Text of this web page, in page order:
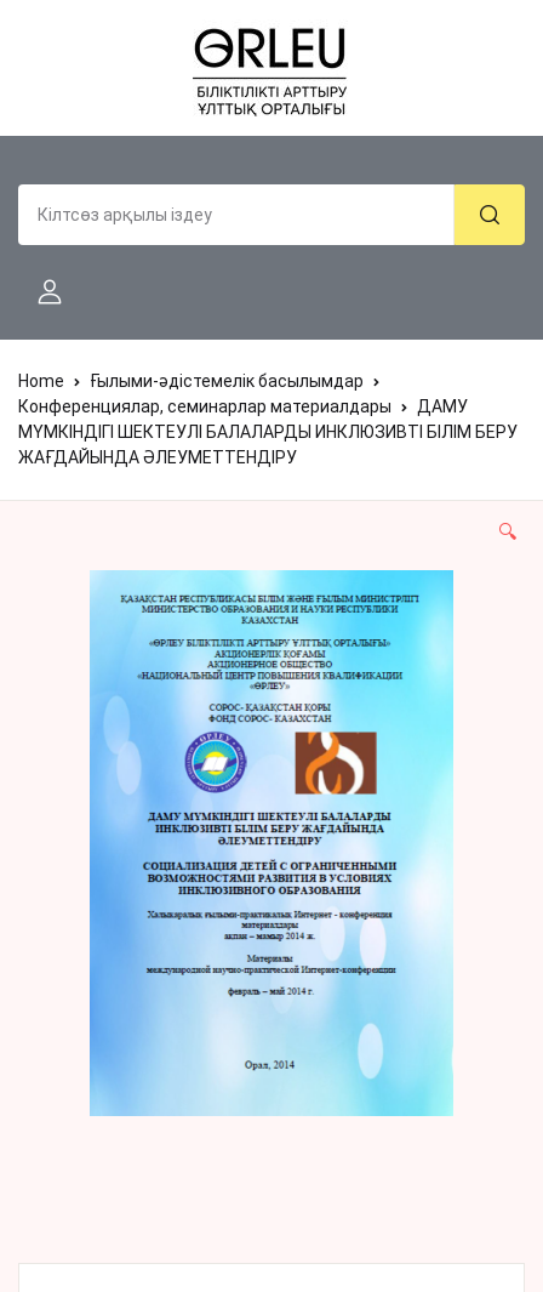
Home
Ғылыми-әдістемелік басылымдар
Конференциялар, семинарлар материалдары
ДАМУ
МҮМКІНДІГІ ШЕКТЕУЛІ БАЛАЛАРДЫ ИНКЛЮЗИВТІ БІЛІМ БЕРУ
ЖАҒДАЙЫНДА ӘЛЕУМЕТТЕНДІРУ
🔍